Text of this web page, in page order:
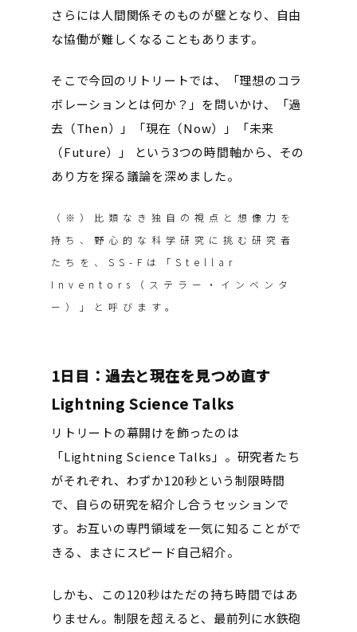
さらには人間関係そのものが壁となり、自由
な協働が難しくなることもあります。
そこで今回のリトリートでは、「理想のコラ
ボレーションとは何か？」を問いかけ、「過
去（Then）」「現在（Now）」「未来
（Future）」 という3つの時間軸から、その
あり方を探る議論を深めました。
（※）比類なき独自の視点と想像力を
持ち、野心的な科学研究に挑む研究者
たちを、SS-Fは「Stellar
Inventors（ステラー・インベンタ
ー）」と呼びます。
1日目：過去と現在を見つめ直す
Lightning Science Talks
リトリートの幕開けを飾ったのは
「Lightning Science Talks」。研究者たち
がそれぞれ、わずか120秒という制限時間
で、自らの研究を紹介し合うセッションで
す。お互いの専門領域を一気に知ることがで
きる、まさにスピード自己紹介。
しかも、この120秒はただの持ち時間ではあ
りません。制限を超えると、最前列に水鉄砲